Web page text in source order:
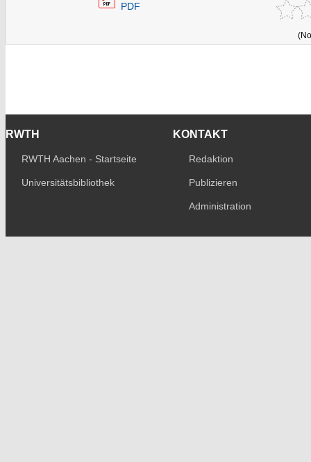
PDF
RWTH
RWTH Aachen - Startseite
Universitätsbibliothek
KONTAKT
Redaktion
Publizieren
Administration